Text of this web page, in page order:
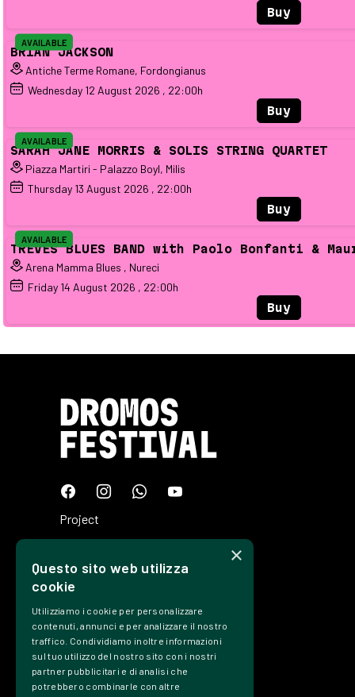
Buy
BRIAN JACKSON
Antiche Terme Romane, Fordongianus
Wednesday 12 August 2026 , 22:00h
AVAILABLE
Buy
SARAH JANE MORRIS & SOLIS STRING QUARTET
Piazza Martiri - Palazzo Boyl, Milis
Thursday 13 August 2026 , 22:00h
AVAILABLE
Buy
TREVES BLUES BAND with Paolo Bonfanti &
Arena Mamma Blues , Nureci
Friday 14 August 2026 , 22:00h
AVAILABLE
Buy
Project
Tickets
Precedenti
Contacts
Transparency
×
Questo sito web utilizza
cookie
Utilizziamo i cookie per personalizzare
contenuti, annunci e per analizzare il nostro
traffico. Condividiamo inoltre informazioni
sul tuo utilizzo del nostro sito con i nostri
partner pubblicitari e di analisi che
potrebbero combinarle con altre